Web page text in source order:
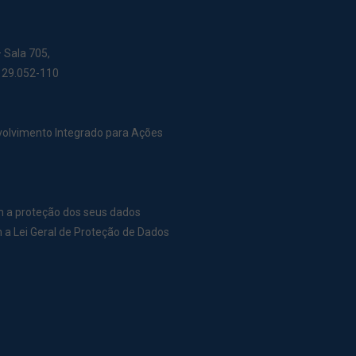
Sala 705,
110
Integrado para Ações
a proteção dos seus dados
Lei Geral de Proteção de Dados